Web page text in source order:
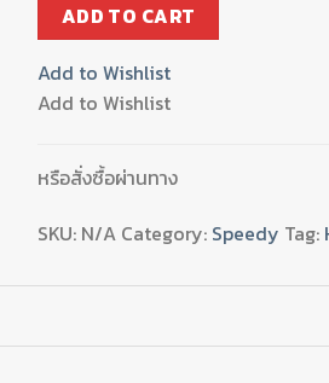
ไมล์-
ชิ
ลล์
หน้า
ADV-
quantity
ADD TO CART
Add to Wishlist
Add to Wishlist
หรือสั่งซื้อผ่านทาง
SKU: N/A Category: Speedy Tag: